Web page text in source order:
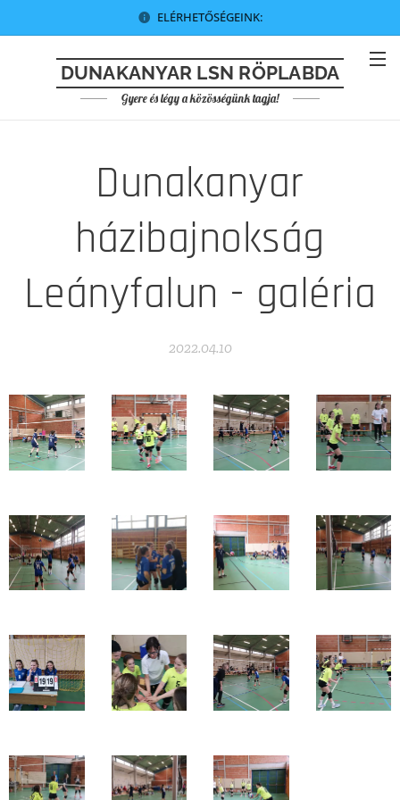
ELÉRHETŐSÉGEINK:
DUNAKANYAR LSN RÖPLABDA
Gyere és légy a közösségünk tagja!
Dunakanyar
házibajnokság
Leányfalun - galéria
2022.04.10